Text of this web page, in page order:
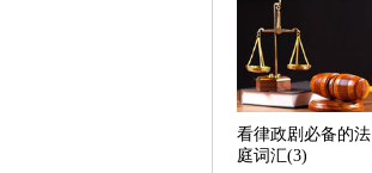
看律政剧必备的法
庭词汇(3)